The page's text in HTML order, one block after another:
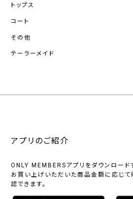
トップス
コート
その他
テーラーメイド
アプリのご紹介
ONLY MEMBERSアプリをダウンロード
お買い上げいただいた商品金額に応じて
認できます。